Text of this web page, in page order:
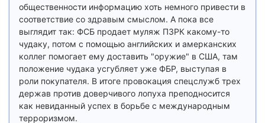
общественности информацию хоть немного привести в
соответствие со здравым смыслом. А пока все
выглядит так: ФСБ продает муляж ПЗРК какому-то
чудаку, потом с помощью английских и амерканских
коллег помогает ему доставить "оружие" в США, там
положение чудака усгубляет уже ФБР, выступая в
роли покупателя. В итоге провокация спецслужб трех
держав против доверчивого лопуха преподносится
как невиданный успех в борьбе с международным
терроризмом.